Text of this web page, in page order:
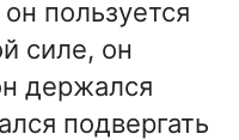
пользуется
силе, он
держался
подвергать